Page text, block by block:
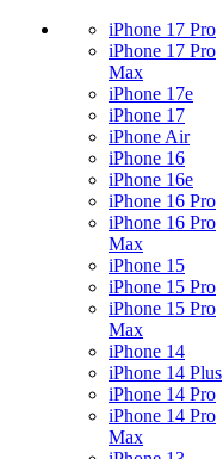
iPhone 17 Pro
iPhone 17 Pro
Max
iPhone 17e
iPhone 17
iPhone Air
iPhone 16
iPhone 16e
iPhone 16 Pro
iPhone 16 Pro
Max
iPhone 15
iPhone 15 Pro
iPhone 15 Pro
Max
iPhone 14
iPhone 14 Plus
iPhone 14 Pro
iPhone 14 Pro
Max